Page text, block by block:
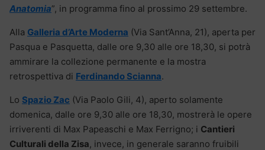
Anatomia”, in programma fino al prossimo 29 settembre.
Alla Galleria d’Arte Moderna (Via Sant’Anna, 21), aperta per
Pasqua e Pasquetta, dalle ore 9,30 alle ore 18,30, si potrà
ammirare la collezione permanente e la mostra
retrospettiva di Ferdinando Scianna.
Lo Spazio Zac (Via Paolo Gili, 4), aperto solamente
domenica, dalle ore 9,30 alle ore 18,30, mostrerà le opere
irriverenti di Max Papeaschi e Max Ferrigno; i Cantieri
Culturali della Zisa, invece, in generale saranno fruibili